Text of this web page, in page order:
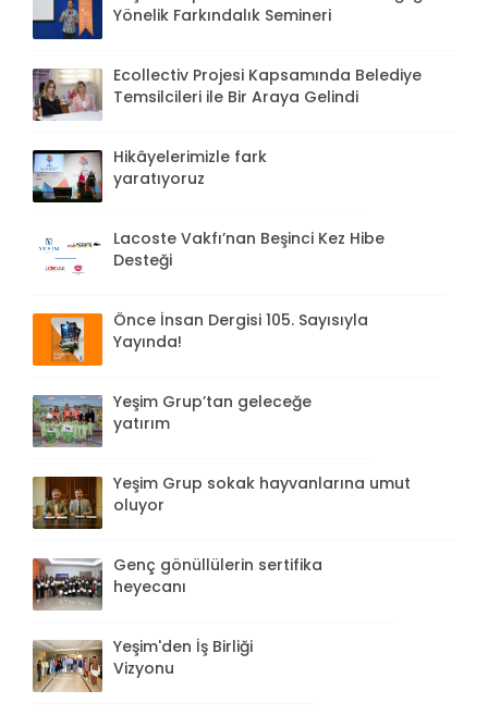
Yönelik Farkındalık Semineri
Ecollectiv Projesi Kapsamında Belediye
Temsilcileri ile Bir Araya Gelindi
Hikâyelerimizle fark
yaratıyoruz
Lacoste Vakfı’nan Beşinci Kez Hibe
Desteği
Önce İnsan Dergisi 105. Sayısıyla
Yayında!
Yeşim Grup’tan geleceğe
yatırım
Yeşim Grup sokak hayvanlarına umut
oluyor
Genç gönüllülerin sertifika
heyecanı
Yeşim'den İş Birliği
Vizyonu